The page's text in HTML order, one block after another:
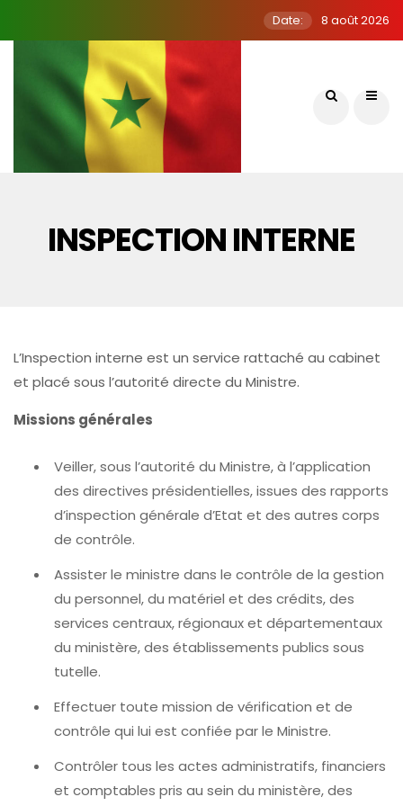
Date: 8 août 2026
INSPECTION INTERNE
L’Inspection interne est un service rattaché au cabinet
et placé sous l’autorité directe du Ministre.
Missions générales
Veiller, sous l’autorité du Ministre, à l’application
des directives présidentielles, issues des rapports
d’inspection générale d’Etat et des autres corps
de contrôle.
Assister le ministre dans le contrôle de la gestion
du personnel, du matériel et des crédits, des
services centraux, régionaux et départementaux
du ministère, des établissements publics sous
tutelle.
Effectuer toute mission de vérification et de
contrôle qui lui est confiée par le Ministre.
Contrôler tous les actes administratifs, financiers
et comptables pris au sein du ministère, des